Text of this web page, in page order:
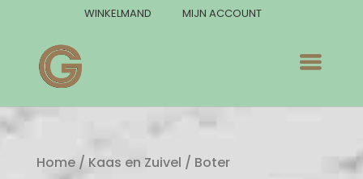
WINKELMAND MIJN ACCOUNT
Home/ Kaas en Zuivel / Boter